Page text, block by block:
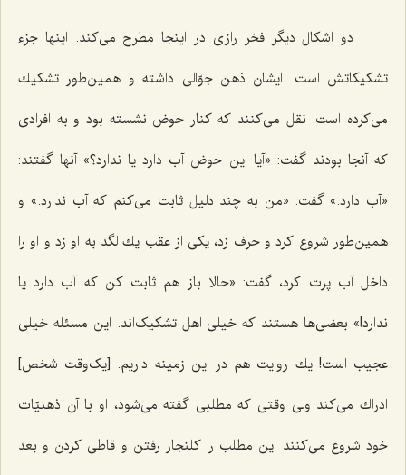
دو اشكال دیگر فخر رازى در اینجا مطرح مى‌كند. اینها جزء
تشكیكاتش است. ایشان ذهن جوّالى داشته و همین‌طور تشكیك
مى‌كرده است. نقل مى‌كنند که كنار حوض نشسته بود و به افرادى
كه آنجا بودند گفت: «آیا این حوض آب دارد یا ندارد؟» آنها گفتند:
«آب دارد.» گفت: «من به چند دلیل ثابت مى‌كنم كه آب ندارد.» و
همین‌طور شروع كرد و حرف‌ زد، یكى از عقب یك لگد به او زد و او را
داخل آب پرت كرد، گفت: «حالا باز هم ثابت كن که آب دارد یا
ندارد!» بعضى‌ها هستند که خیلى اهل تشکیک‌اند. این مسئله خیلى
عجیب است! یك روایت هم در این زمینه داریم. [یک‌وقت شخص]
ادراك مى‌كند ولى وقتى که مطلبى گفته مى‌شود، او با آن ذهنیّات
خود شروع مى‌كنند این مطلب را کلنجار رفتن و قاطى كردن و بعد